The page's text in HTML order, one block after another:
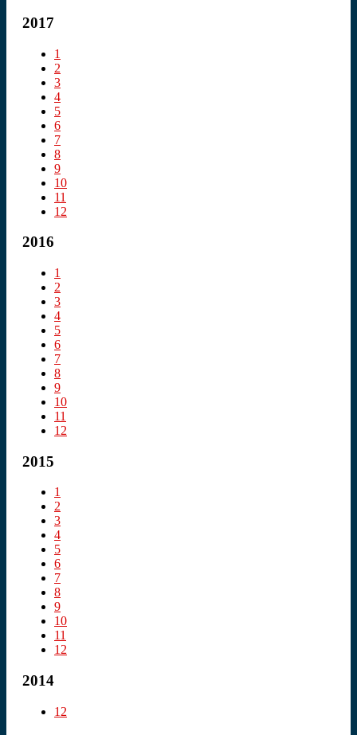
2017
1
2
3
4
5
6
7
8
9
10
11
12
2016
1
2
3
4
5
6
7
8
9
10
11
12
2015
1
2
3
4
5
6
7
8
9
10
11
12
2014
12